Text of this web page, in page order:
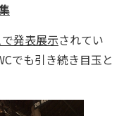
発表展示されてい
でも引き続き目玉と